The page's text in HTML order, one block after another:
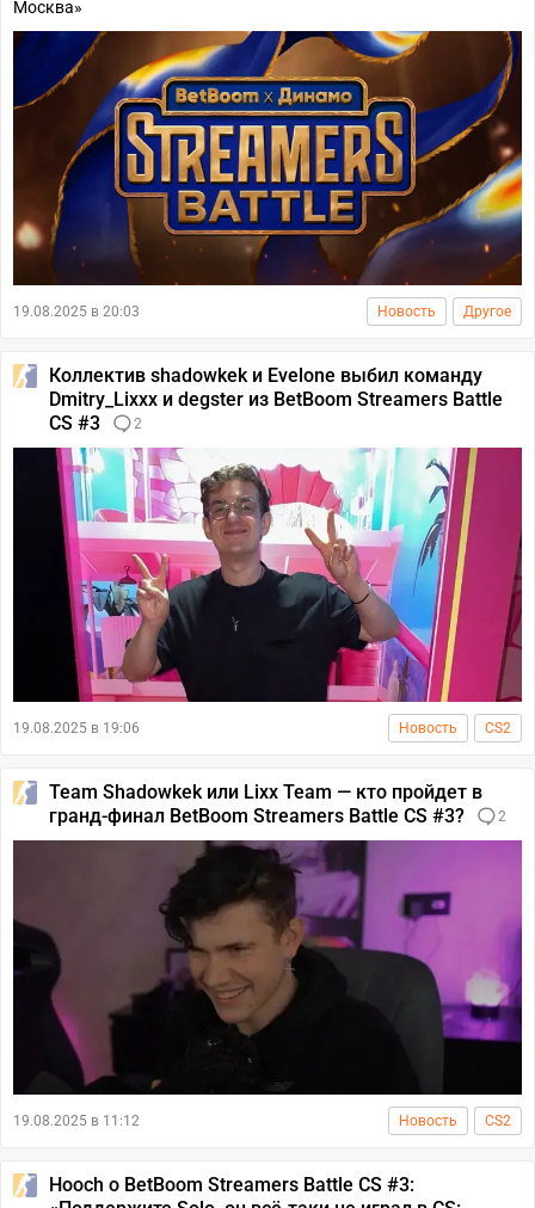
Москва»
19.08.2025 в 20:03 Новость Другое
Коллектив shadowkek и Evelone выбил команду
Dmitry_Lixxx и degster из BetBoom Streamers Battle
CS #3
2
19.08.2025 в 19:06 Новость CS2
Team Shadowkek или Lixx Team — кто пройдет в
гранд-финал BetBoom Streamers Battle CS #3?
2
19.08.2025 в 11:12 Новость CS2
Hooch о BetBoom Streamers Battle CS #3: